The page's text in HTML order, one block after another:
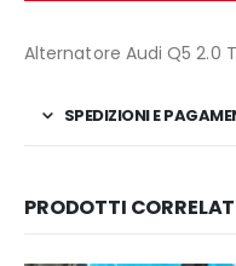
Alternatore Audi Q5 2.0
SPEDIZIONI E
PRODOTTI